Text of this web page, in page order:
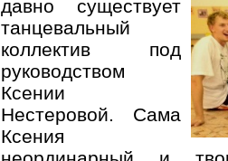
давно существует
танцевальный
коллектив под
руководством
Ксении
Нестеровой. Сама
Ксения